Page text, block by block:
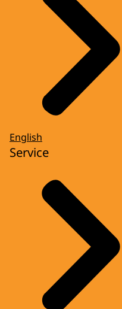
English
Service